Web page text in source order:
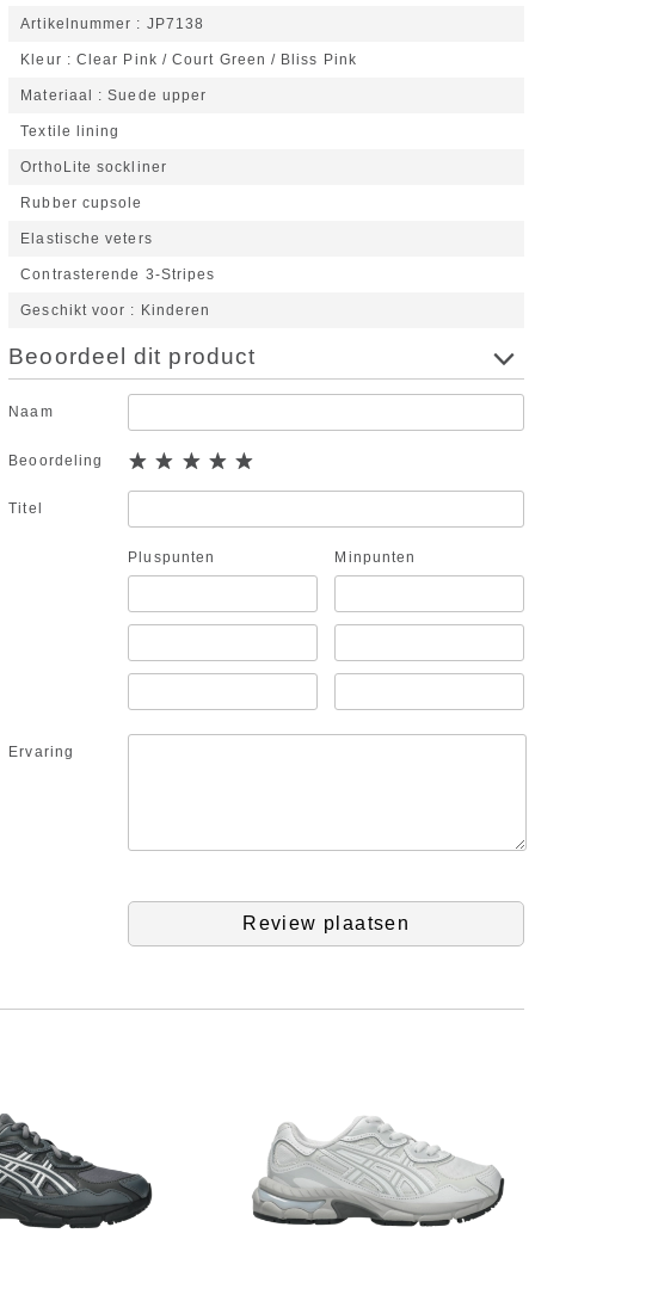
Artikelnummer JP7138
Kleur Clear Pink / Court Green / Bliss Pink
Materiaal Suede upper
Textile lining
OrthoLite sockliner
Rubber cupsole
Elastische veters
Contrasterende 3-Stripes
Geschikt voor Kinderen
Beoordeel dit product
Naam
Beoordeling
Titel
Pluspunten Minpunten
Ervaring
Review plaatsen